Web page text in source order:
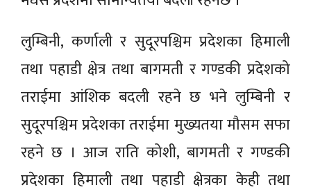
लुम्बिनी, कर्णाली र सुदूरपश्चिम प्रदेशका हिमाली
तथा पहाडी क्षेत्र तथा बागमती र गण्डकी प्रदेशको
तराईमा आंशिक बदली रहने छ भने लुम्बिनी र
सुदूरपश्चिम प्रदेशका तराईमा मुख्यतया मौसम सफा
रहने छ । आज राति कोशी, बागमती र गण्डकी
प्रदेशका हिमाली तथा पहाडी क्षेत्रका केही तथा